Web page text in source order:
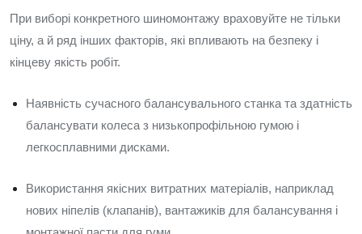
При виборі конкретного шиномонтажу враховуйте не тільки
ціну, а й ряд інших факторів, які впливають на безпеку і
кінцеву якість робіт.
Наявність сучасного балансувального станка та здатність
балансувати колеса з низькопрофільною гумою і
легкосплавними дисками.
Використання якісних витратних матеріалів, наприклад
нових ніпелів (клапанів), вантажиків для балансування і